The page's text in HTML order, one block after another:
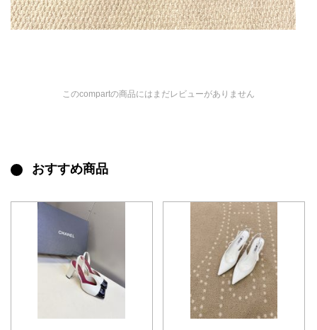
このcompartの商品にはまだレビューがありません
おすすめ商品